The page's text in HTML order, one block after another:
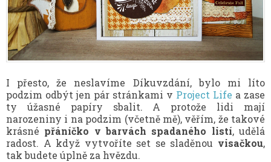
I přesto, že neslavíme Díkuvzdání, bylo mi líto
podzim odbýt jen pár stránkami v Project Life a zase
ty úžasné papíry sbalit. A protože lidi mají
narozeniny i na podzim (včetně mě), věřím, že takové
krásné přáníčko v barvách spadaného listí, udělá
radost. A když vytvoříte set se sladěnou visačkou,
tak budete úplně za hvězdu.